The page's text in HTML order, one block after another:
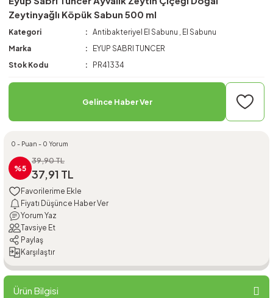
Zeytinyağlı Köpük Sabun 500 ml
Kategori Antibakteriyel El Sabunu , El Sabunu
Marka
EYUP SABRI TUNCER
Stok Kodu
PR41334
Gelince Haber Ver
0 - Puan - 0 Yorum
%5
39,90 TL
37,91 TL
Fiyatı Düşünce Haber Ver
Yorum Yaz
Tavsiye Et
Paylaş
Karşılaştır
Ürün Bilgisi